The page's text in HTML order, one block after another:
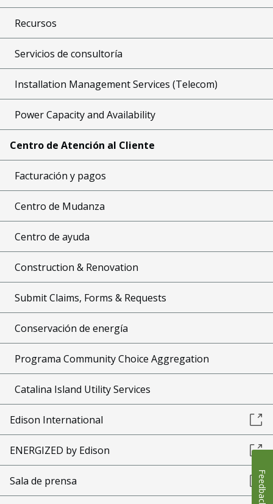
Recursos
Servicios de consultoría
Installation Management Services (Telecom)
Power Capacity and Availability
Centro de Atención al Cliente
Facturación y pagos
Centro de Mudanza
Centro de ayuda
Construction & Renovation
Submit Claims, Forms & Requests
Conservación de energía
Programa Community Choice Aggregation
Catalina Island Utility Services
Edison International
ENERGIZED by Edison
Sala de prensa Feedback